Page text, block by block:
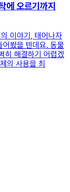
오르기까지
이야기, 태어나자
봤을 텐데요. 동물
히 해결하기 어렵겠
의 사용을 최